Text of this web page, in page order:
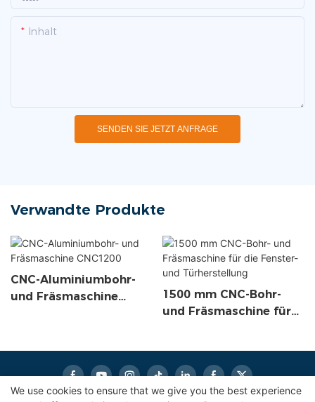
Inhalt
SENDEN SIE JETZT ANFRAGE
Verwandte Produkte
CNC-Aluminiumbohr-
und Fräsmaschine
1500 mm CNC-Bohr-
und Fräsmaschine für
We use cookies to ensure that we give you the best experience